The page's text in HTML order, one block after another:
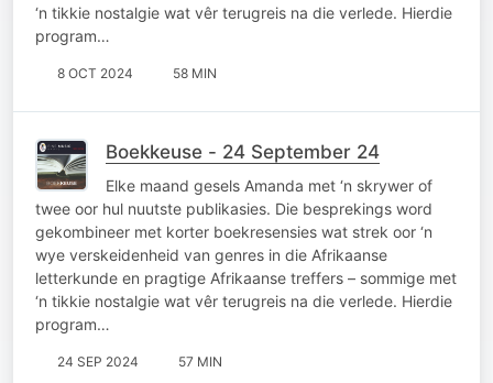
‘n tikkie nostalgie wat vêr terugreis na die verlede. Hierdie
program…
8 OCT 2024 58 MIN
Boekkeuse - 24 September 24
Elke maand gesels Amanda met ‘n skrywer of
twee oor hul nuutste publikasies. Die besprekings word
gekombineer met korter boekresensies wat strek oor ‘n
wye verskeidenheid van genres in die Afrikaanse
letterkunde en pragtige Afrikaanse treffers – sommige met
‘n tikkie nostalgie wat vêr terugreis na die verlede. Hierdie
program…
24 SEP 2024 57 MIN